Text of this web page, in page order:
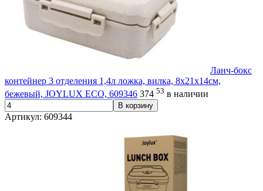
Ланч-бокс
контейнер 3 отделения 1,4л ложка, вилка, 8х21х14см,
бежевый, JOYLUX ECO, 609346 374 53 в наличии
В корзину
Артикул: 609344